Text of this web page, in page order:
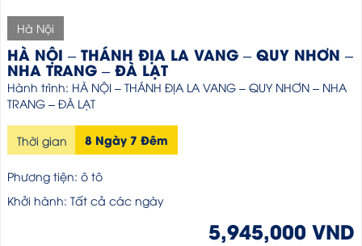
Hà Nội
HÀ NỘI – THÁNH ĐỊA LA VANG – QUY NHƠN –
NHA TRANG – ĐÀ LẠT
Hành trình: HÀ NỘI – THÁNH ĐỊA LA VANG – QUY NHƠN – NHA
TRANG – ĐÀ LẠT
Thời gian 8 Ngày 7 Đêm
Phương tiện: ô tô
Khởi hành: Tất cả các ngày
5,945,000 VND